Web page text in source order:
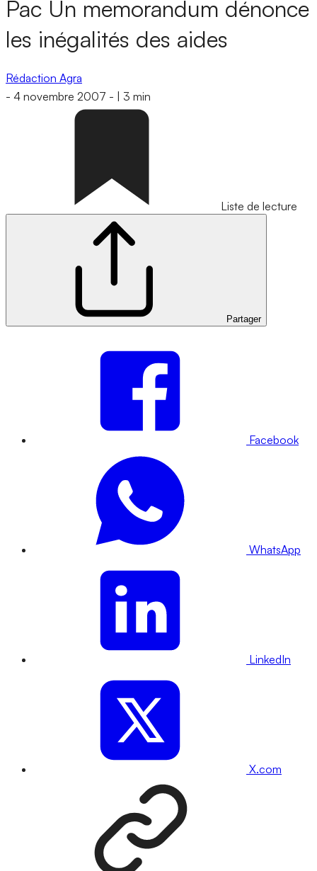
Pac Un memorandum dénonce
les inégalités des aides
Rédaction Agra
- 4 novembre 2007 - 3 min
Liste de lecture
Partager
Facebook
WhatsApp
LinkedIn
X.com